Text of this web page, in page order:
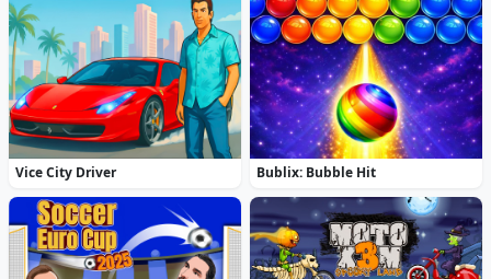
Vice City Driver Bublix: Bubble Hit